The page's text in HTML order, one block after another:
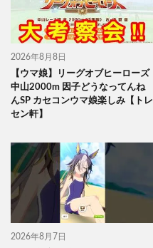
2026年8月8日
【ウマ娘】リーグオブヒーローズ
中山2000m 因子どうなってんね
んSP カセコンウマ娘楽しみ【トレ
セン軒】
2026年8月7日